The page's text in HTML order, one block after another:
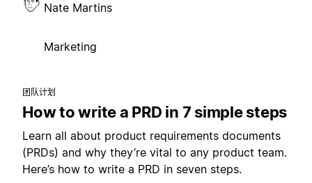
Nate Martins
Marketing
团队计划
How to write a PRD in 7 simple steps
Learn all about product requirements documents
(PRDs) and why they’re vital to any product team.
Here’s how to write a PRD in seven steps.